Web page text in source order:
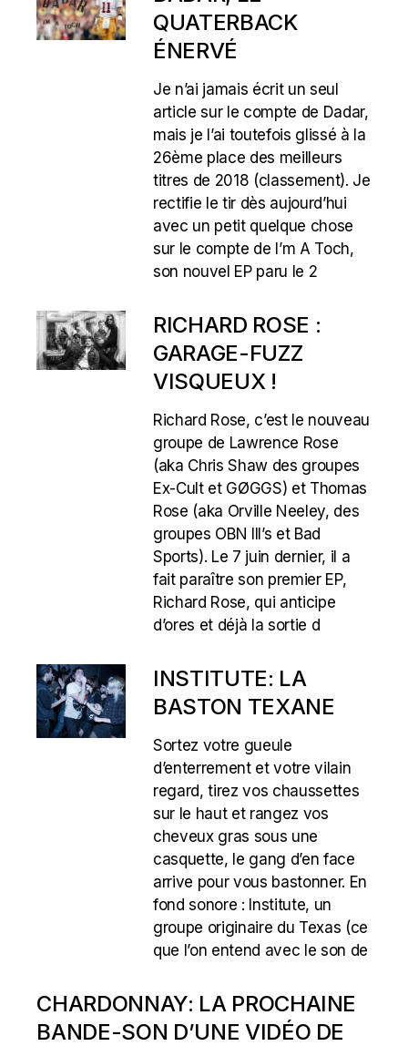
QUATERBACK
ÉNERVÉ
Je n’ai jamais écrit un seul
article sur le compte de Dadar,
mais je l’ai toutefois glissé à la
26ème place des meilleurs
titres de 2018 (classement). Je
rectifie le tir dès aujourd’hui
avec un petit quelque chose
sur le compte de I’m A Toch,
son nouvel EP paru le 2
RICHARD ROSE :
GARAGE-FUZZ
VISQUEUX !
Richard Rose, c’est le nouveau
groupe de Lawrence Rose
(aka Chris Shaw des groupes
Ex-Cult et GØGGS) et Thomas
Rose (aka Orville Neeley, des
groupes OBN III’s et Bad
Sports). Le 7 juin dernier, il a
fait paraître son premier EP,
Richard Rose, qui anticipe
d’ores et déjà la sortie d
INSTITUTE: LA
BASTON TEXANE
Sortez votre gueule
d’enterrement et votre vilain
regard, tirez vos chaussettes
sur le haut et rangez vos
cheveux gras sous une
casquette, le gang d’en face
arrive pour vous bastonner. En
fond sonore : Institute, un
groupe originaire du Texas (ce
que l’on entend avec le son de
CHARDONNAY: LA PROCHAINE
BANDE-SON D’UNE VIDÉO DE